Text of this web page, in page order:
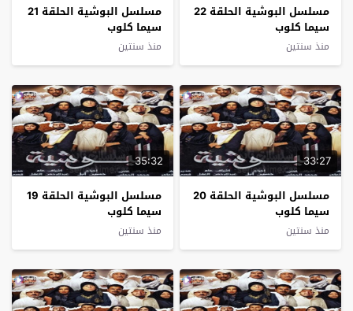
مسلسل البوشية الحلقة 22
سيما كلوب
منذ سنتين
مسلسل البوشية الحلقة 21
سيما كلوب
منذ سنتين
33:27
مسلسل البوشية الحلقة 20
سيما كلوب
منذ سنتين
35:32
مسلسل البوشية الحلقة 19
سيما كلوب
منذ سنتين